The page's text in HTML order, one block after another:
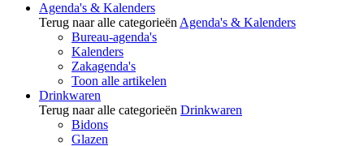
Agenda's & Kalenders
Terug naar alle categorieën Agenda's & Kalenders
Bureau-agenda's
Kalenders
Zakagenda's
Toon alle artikelen
Drinkwaren
Terug naar alle categorieën Drinkwaren
Bidons
Glazen